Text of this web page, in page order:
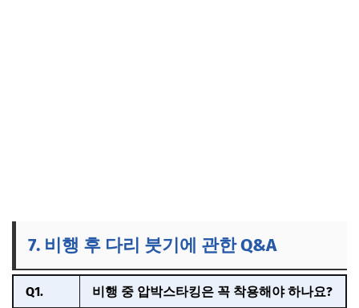
7. 비행 후 다리 붓기에 관한 Q&A
Q1. 비행 중 압박스타킹은 꼭 착용해야 하나요?